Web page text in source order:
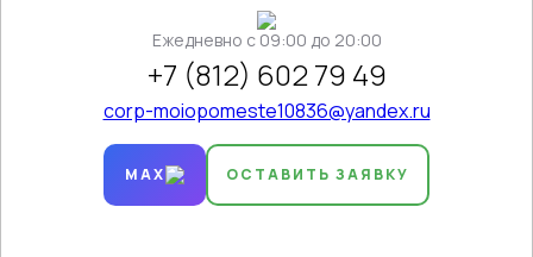
Ежедневно c 09:00 до 20:00
+7 (812) 602 79 49
corp-moiopomeste10836@yandex.ru
MAX ОСТАВИТЬ ЗАЯВКУ